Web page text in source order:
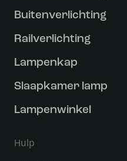
Buitenverlichting
Railverlichting
Lampenkap
Slaapkamer lamp
Lampenwinkel
Hulp